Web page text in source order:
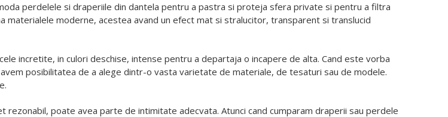
perdelele si draperiile din dantela pentru a pastra si proteja sfera private si pentru a filtra
materialele moderne, acestea avand un efect mat si stralucitor, transparent si translucid
incretite, in culori deschise, intense pentru a departaja o incapere de alta. Cand este vorba
posibilitatea de a alege dintr-o vasta varietate de materiale, de tesaturi sau de modele.
rezonabil, poate avea parte de intimitate adecvata. Atunci cand cumparam draperii sau perdele